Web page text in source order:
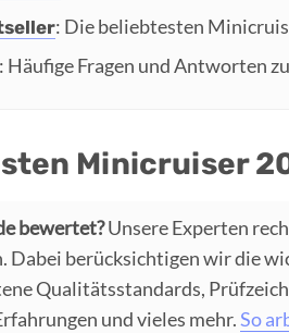
: Die beliebtesten
: Häufige Fragen und Antworten
Minicruiser
bewertet?Unsere Experten
Dabei berücksichtigen wir die
Qualitätsstandards,
und vieles mehr.So